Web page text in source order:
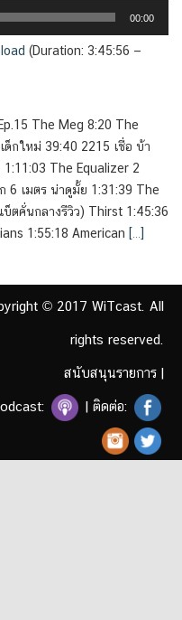
00:00
(Duration: 3:45:56 —
The Meg 8:20 The
ด็กใหม่ 39:40 2215 เชื่อ บ้า
The Equalizer 2
6 เมตร น่าดูมั้ย 1:31:39 The
ตคั่นกลางรีวิว) Thirst 1:45:36
1:55:18 American […]
© 2017 WiTcast. All
rights reserved.
สนับสนุนรายการ |
| ติดต่อ: